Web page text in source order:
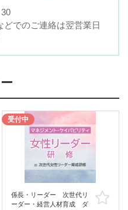
どでのご連絡は翌営業日
に入り
受付中
係長・リーダー 次世代リ
ーダー・経営人材育成 ダ